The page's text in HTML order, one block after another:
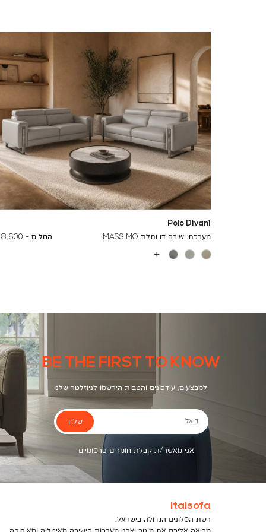
Polo Divani
מערכת ישיבה דו ותלת MASSIMO
החל מ - ₪ To
24,000 ₪
BE THE FIRST TO KNOW
למבצעים, עידכונים והטבות הירשמו לניוזלטר שלנו
דואל
אני מאשר/ת קבלת חומרים פרסומיים
שלח
Italsofa
רשת הסלונים הגדולה בישראל,